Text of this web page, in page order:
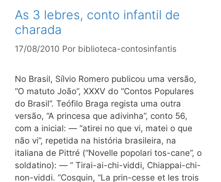
As 3 lebres, conto infantil de
charada
17/08/2010 Por biblioteca-contosinfantis
No Brasil, Sílvio Romero publicou uma versão,
“O matuto João”, XXXV do “Contos Populares
do Brasil”. Teófilo Braga regista uma outra
versão, “A princesa que adivinha”, conto 56,
com a inicial: — “atirei no que vi, matei o que
não vi”, repetida na história brasileira, na
italiana de Pittré (“Novelle popolari tos-cane”, o
soldatino): — ” Tirai-ai-chi-viddi, Chiappai-chi-
non-viddi. “Cosquin, “La prin-cesse et les trois